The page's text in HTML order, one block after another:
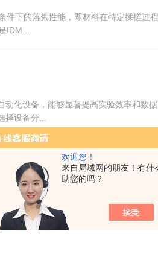
欢迎您！
来自局域网的朋友！有什
助您的吗？
下的落絮性能，即材料在特定揉搓
IDM...
化设备，能够显著提高实验效率和数
设备分...
学、电学、光学等)，需采用相应的专
属、塑料...